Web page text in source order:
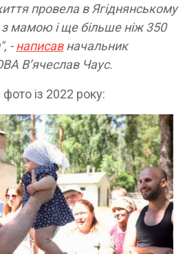
провела в Ягіднянському
з мамою і ще більше ніж 350
-написавначальник
Вʼячеслав Чаус.
із 2022 року: